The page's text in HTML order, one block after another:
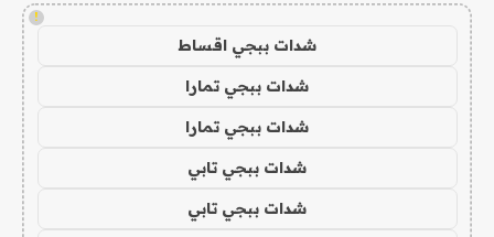
!
شدات ببجي اقساط
شدات ببجي تمارا
شدات ببجي تمارا
شدات ببجي تابي
شدات ببجي تابي